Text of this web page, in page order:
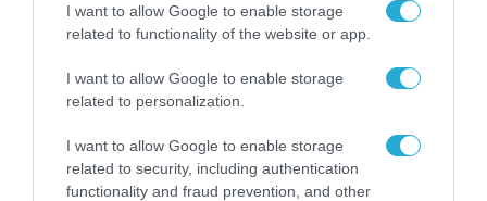
I want to allow Google to enable storage
related to functionality of the website or app.
I want to allow Google to enable storage
related to personalization.
I want to allow Google to enable storage
related to security, including authentication
functionality and fraud prevention, and other
06.08.2026 | 14:02
«Επιχείρηση ελεύθερα πεζοδρόμια» στην
Αθήνα: Απομακρύνθηκαν παράνομα